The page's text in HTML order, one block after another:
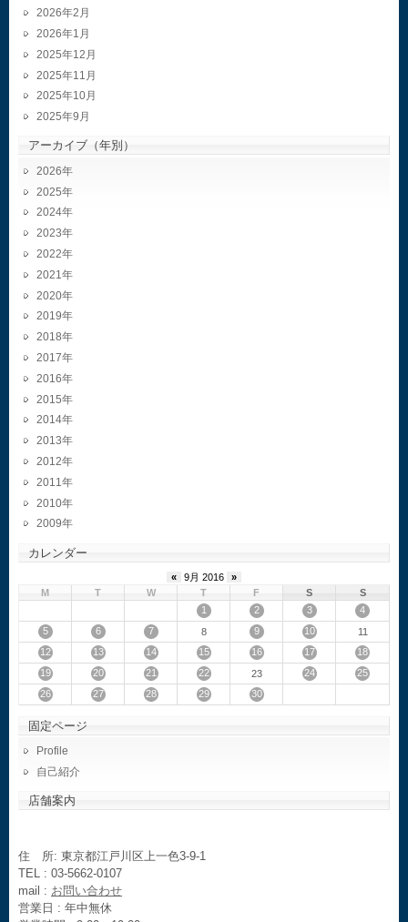
2026年2月
2026年1月
2025年12月
2025年11月
2025年10月
2025年9月
アーカイブ（年別）
2026
2025
2024
2023
2022
2021
2020
2019
2018
2017
2016
2015
2014
2013
2012
2011
2010
2009
カレンダー
« 9月 2016
»
M
T W T F S
S
1
2 3
4
5
6 7 8 9 10
11
12
13 14 15 16 17
18
19
20 21 22 23 24
25
26
27 28 29 30
固定ページ
Profile
自己紹介
店舗案内
住 所: 東京都江戸川区上一色3-9-1
TEL : 03-5662-0107
mail : お問い合わせ
営業日 : 年中無休